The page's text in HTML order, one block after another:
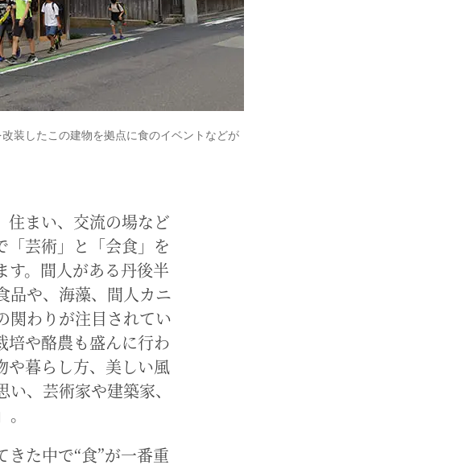
装したこの建物を拠点に食のイベントなどが
住まい、交流の場など
「芸術」と「会食」を
す。間人がある丹後半
品や、海藻、間人カニ
関わりが注目されてい
培や酪農も盛んに行わ
や暮らし方、美しい風
、芸術家や建築家、
た中で“食”が一番重